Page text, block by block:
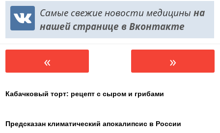
Самые свежие новости медицинына
нашей странице в Вконтакте
« »
Кабачковый торт: рецепт с сыром и грибами
Предсказан климатический апокалипсис в России